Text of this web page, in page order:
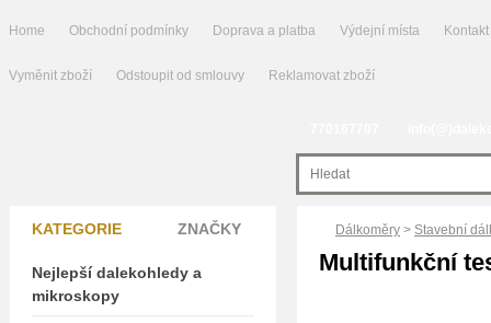
Home Obchodní podmínky Doprava a platba Výdejní místa Kontakt
Vyměnit zboží Odstoupit od smlouvy Reklamovat zboží
Dálkoměry > Stavební
Multifunkční
KATEGORIE ZNAČKY
Nejlepší dalekohledy a
mikroskopy